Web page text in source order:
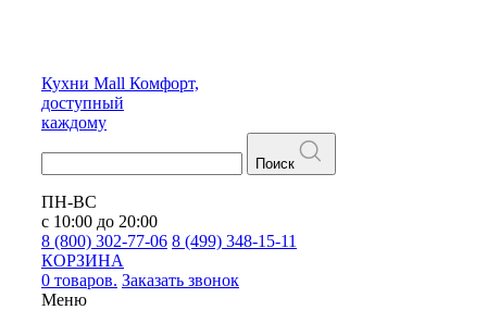
Кухни Mall Комфорт,
доступный
каждому
Поиск
ПН-ВС
с 10:00 до 20:00
8 (800) 302-77-06 8 (499) 348-15-11
КОРЗИНА
0 товаров. Заказать звонок
Меню